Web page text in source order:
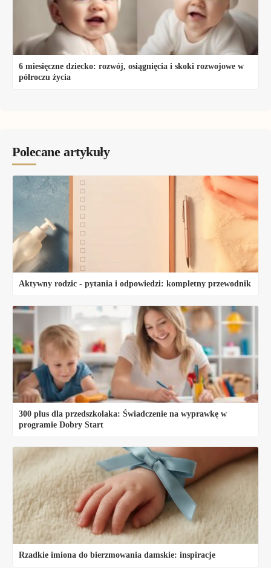
6 miesięczne dziecko: rozwój, osiągnięcia i skoki rozwojowe w
półroczu życia
Polecane artykuły
Aktywny rodzic - pytania i odpowiedzi: kompletny przewodnik
300 plus dla przedszkolaka: Świadczenie na wyprawkę w
programie Dobry Start
Rzadkie imiona do bierzmowania damskie: inspiracje